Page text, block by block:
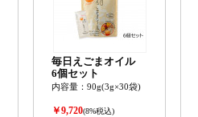
毎日えごまオイル
6個セット
内容量：90g(3g×30袋)
￥9,720(8%税込)